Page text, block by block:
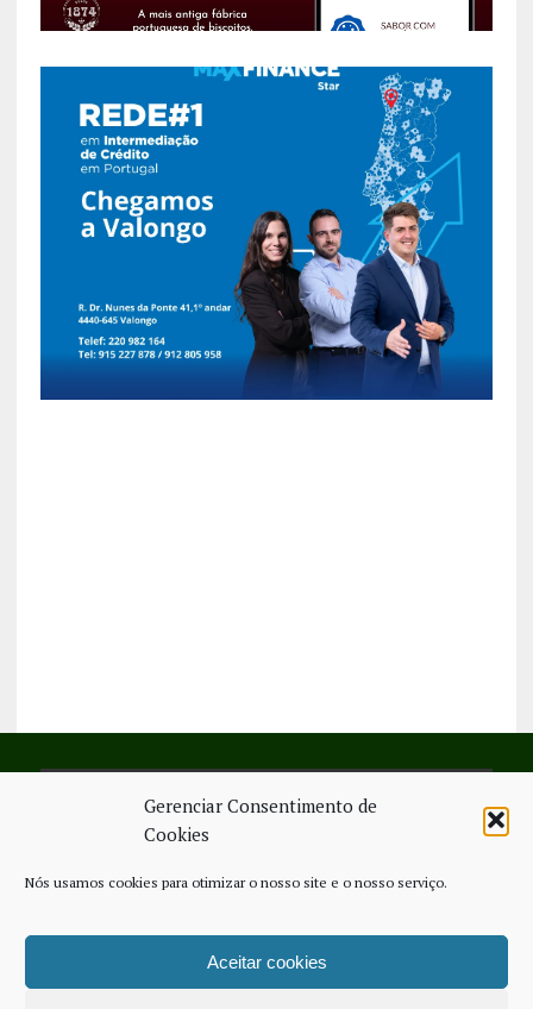
Gerenciar Consentimento de
Cookies
Nós usamos cookies para otimizar o nosso site e o nosso serviço.
Aceitar cookies
SIGA-NOS NO FACEBOOK
ESTATUTO EDITORIAL
CONTACTE-NOS